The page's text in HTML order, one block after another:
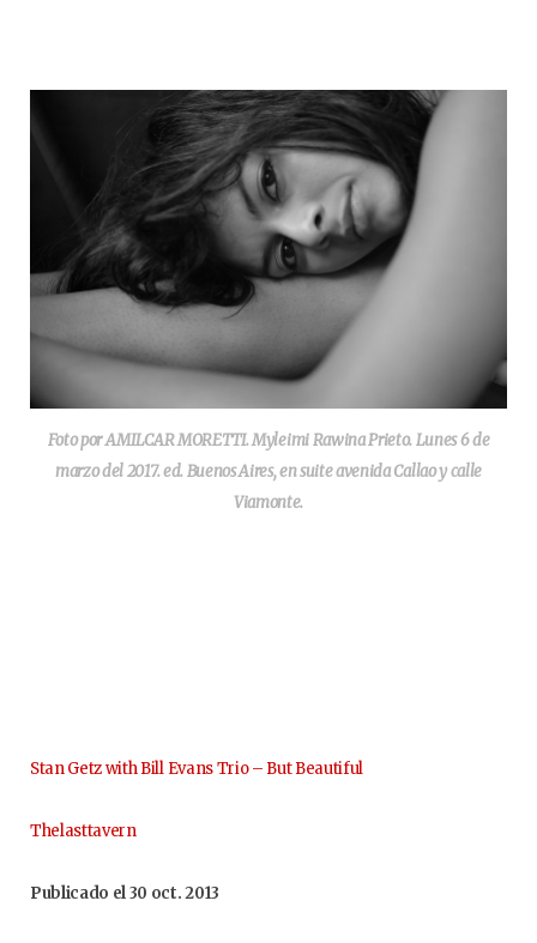
Foto por AMILCAR MORETTI. Myleimi Rawina Prieto. Lunes 6 de
marzo del 2017. ed. Buenos Aires, en suite avenida Callao y calle
Viamonte.
Stan Getz with Bill Evans Trio – But Beautiful
Thelasttavern
Publicado el 30 oct. 2013